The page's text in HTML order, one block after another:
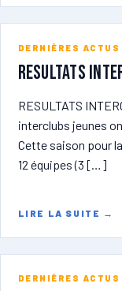
DERNIÈRES ACTUS
RESULTATS
RESULTATS
interclubs jeunes
Cette saison pour
12 équipes (3 […]
LIRE LA SUITE →
DERNIÈRES ACTUS